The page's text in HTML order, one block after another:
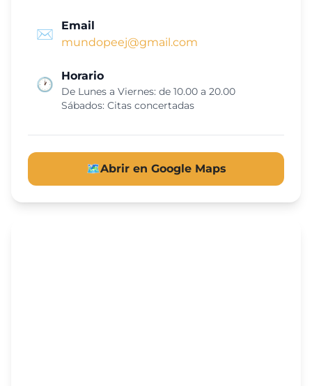
✉️
Email
mundopeej@gmail.com
🕐
Horario
De Lunes a Viernes: de 10.00 a 20.00
Sábados: Citas concertadas
🗺️Abrir en Google Maps